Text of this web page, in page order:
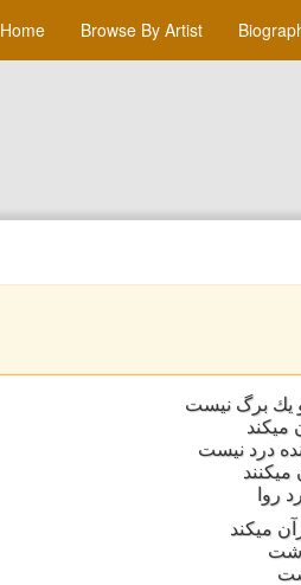
Home Browse By Artist
يك برگ نيست
ميكند
درد نيست
روا
ميكند